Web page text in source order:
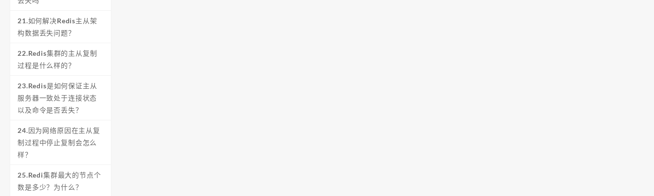
21.如何解决Redis主从架
构数据丢失问题？
22.Redis集群的主从复制
过程是什么样的？
23.Redis是如何保证主从
服务器一致处于连接状态
以及命令是否丢失？
24.因为网络原因在主从复
制过程中停止复制会怎么
样？
25.Redi集群最大的节点个
数是多少？为什么？